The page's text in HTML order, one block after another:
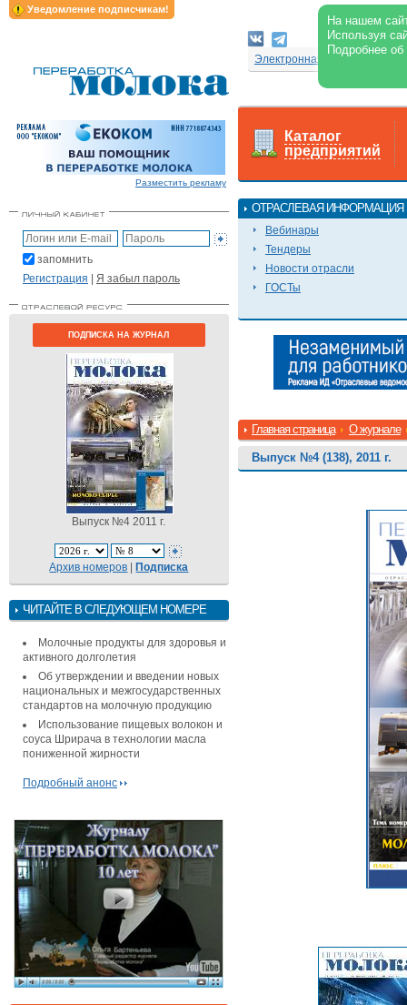
Уведомление подписчикам!
На нашем
Используя
Подробнее
Электронная версия
Разместить рекламу
запомнить
Регистрация | Я забыл пароль
ПОДПИСКА НА ЖУРНАЛ
Выпуск №4 2011 г.
Архив номеров |Подписка
ЧИТАЙТЕ В СЛЕДУЮЩЕМ НОМЕРЕ
Молочные продукты для здоровья и
активного долголетия
Об утверждении и введении новых
национальных и межгосударственных
стандартов на молочную продукцию
Использование пищевых волокон и
соуса Шрирача в технологии масла
пониженной жирности
Подробный анонс
Каталог
предприятий
ОТРАСЛЕВАЯ ИНФОРМАЦИЯ
Вебинары
Тендеры
Новости отрасли
ГОСТы
Главная страница О журнале
Выпуск №4 (138), 2011 г.